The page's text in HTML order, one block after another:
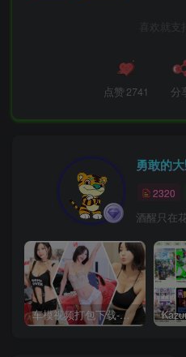
喜欢就
点赞2741 分
勇敢的
2320
酒醒只在
车模视频打包下载-高清无水印版